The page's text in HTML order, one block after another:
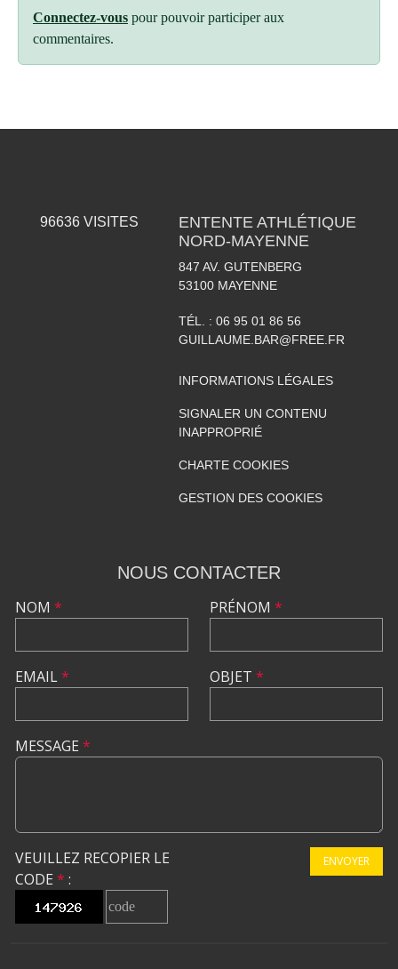
Connectez-vous pour pouvoir participer aux
commentaires.
96636VISITES
ENTENTE ATHLÉTIQUE
NORD-MAYENNE
847 AV. GUTENBERG
53100 MAYENNE
TÉL. : 06 95 01 86 56
GUILLAUME.BAR@FREE.FR
INFORMATIONS LÉGALES
SIGNALER UN CONTENU
INAPPROPRIÉ
CHARTE COOKIES
GESTION DES COOKIES
NOUS CONTACTER
NOM *
EMAIL*
PRÉNOM *
OBJET *
MESSAGE *
VEUILLEZ RECOPIER LE
CODE * :
ENVOYER